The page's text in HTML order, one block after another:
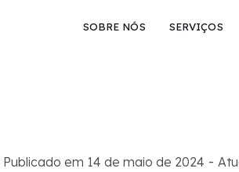
SOBRE NÓS SERVIÇOS
Publicado em 14 de maio de 2024 -